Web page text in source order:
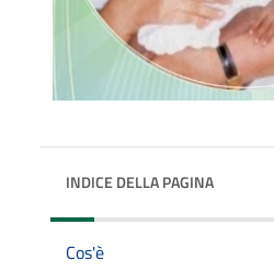
INDICE DELLA PAGINA
Cos'è